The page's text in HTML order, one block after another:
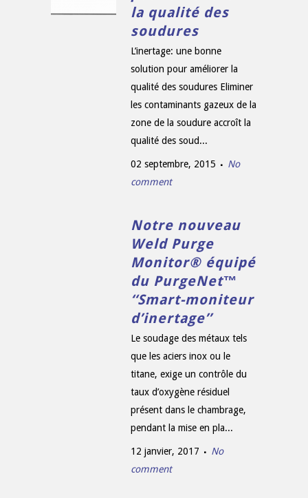
la qualité des
soudures
L’inertage: une bonne
solution pour améliorer la
qualité des soudures Eliminer
les contaminants gazeux de la
zone de la soudure accroît la
qualité des soud...
02 septembre, 2015
No
comment
Notre nouveau
Weld Purge
Monitor® équipé
du PurgeNet™
‘‘Smart-moniteur
d’inertage’’
Le soudage des métaux tels
que les aciers inox ou le
titane, exige un contrôle du
taux d’oxygène résiduel
présent dans le chambrage,
pendant la mise en pla...
12 janvier, 2017
No
comment